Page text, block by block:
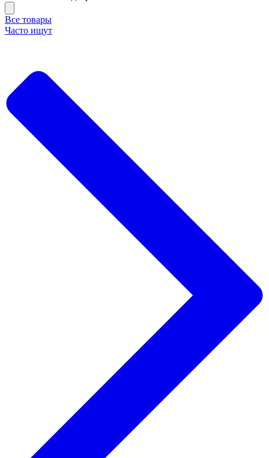
Все товары
Часто ищут